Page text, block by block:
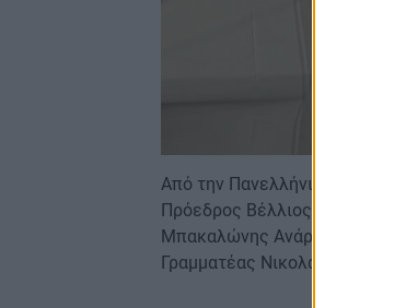
Από την Πανελλήνια
Πρόεδρος Βέλλιος Ανδρέας, ο
Μπακαλώνης Ανάργυρος, ο Γ΄
Γραμματέας Νικολάου